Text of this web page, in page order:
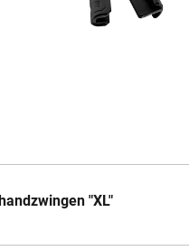
"XL"